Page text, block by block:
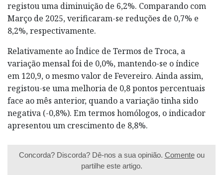
registou uma diminuição de 6,2%. Comparando com
Março de 2025, verificaram-se reduções de 0,7% e
8,2%, respectivamente.
Relativamente ao Índice de Termos de Troca, a
variação mensal foi de 0,0%, mantendo-se o índice
em 120,9, o mesmo valor de Fevereiro. Ainda assim,
registou-se uma melhoria de 0,8 pontos percentuais
face ao mês anterior, quando a variação tinha sido
negativa (-0,8%). Em termos homólogos, o indicador
apresentou um crescimento de 8,8%.
Concorda? Discorda? Dê-nos a sua opinião. Comenteou
partilhe este artigo.